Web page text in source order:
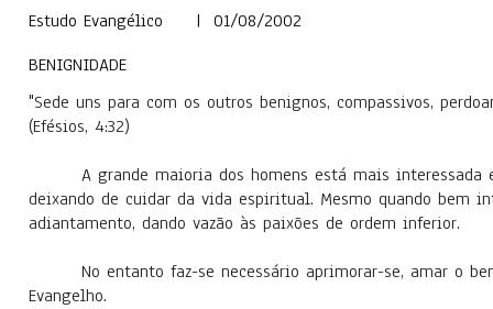
Estudo Evangélico | 01/08/2002
BENIGNIDADE
"Sede uns para com os outros benignos, compassivos,
(Efésios, 4:32)
A grande maioria dos homens está mais
deixando de cuidar da vida espiritual. Mesmo quando bem
adiantamento, dando vazão às paixões de ordem inferior.
No entanto faz-se necessário aprimorar-se, amar o
Evangelho.